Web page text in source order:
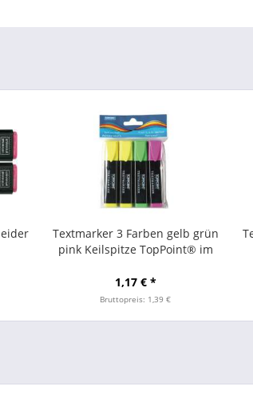
Textmarker 3 Farben gelb grün
pink Keilspitze TopPoint® im
Set SONDE
1,17 € *
Bruttopreis: 1,39 €